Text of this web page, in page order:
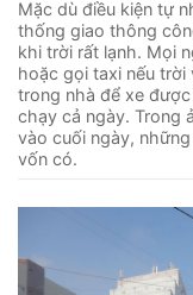
Mặc dù điều kiện tự
thống giao thông
khi trời rất lạnh. Mọi
hoặc gọi taxi nếu
trong nhà để xe
chạy cả ngày. Trong
vào cuối ngày,
vốn có.